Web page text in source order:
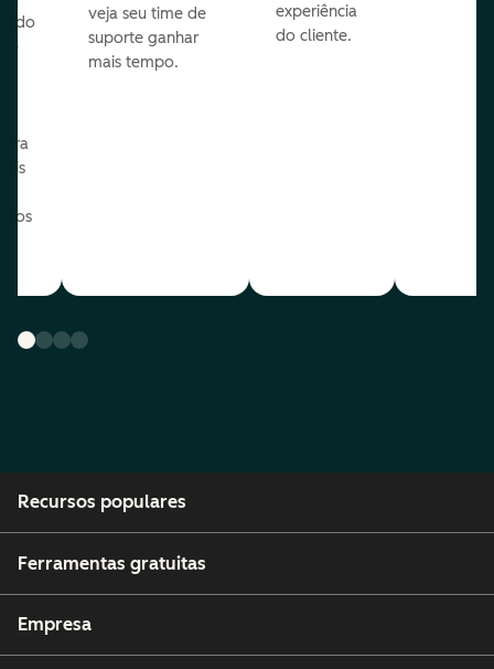
os
veja seu time de
suporte ganhar
mais tempo.
experiência
do cliente.
Recursos populares
Ferramentas gratuitas
Empresa